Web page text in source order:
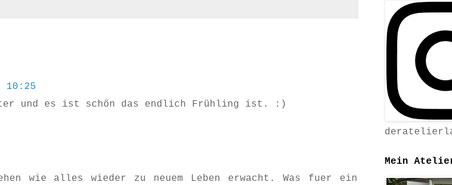
10:25
und es ist schön das endlich Frühling ist. :)
wie alles wieder zu neuem Leben erwacht. Was fuer ein
Mein